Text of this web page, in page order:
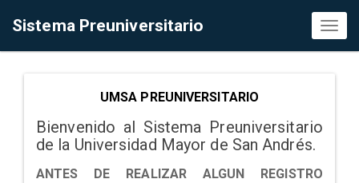
Sistema Preuniversitario
UMSA PREUNIVERSITARIO
Bienvenido al Sistema Preuniversitario
de la Universidad Mayor de San Andrés.
ANTES DE REALIZAR ALGUN REGISTRO